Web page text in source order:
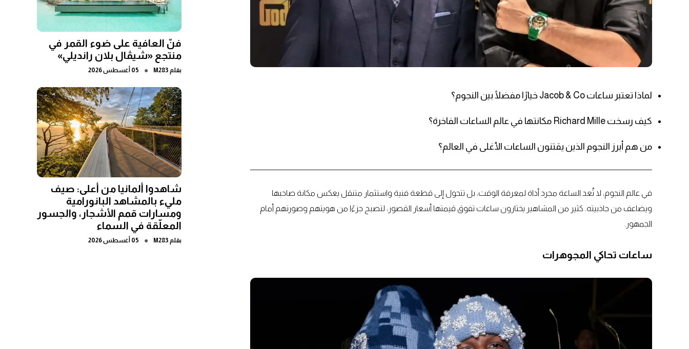
لماذا تعتبر ساعات Jacob & Co خيارًا مفضلًا بين النجوم؟
كيف رسخت Richard Mille مكانتها في عالم الساعات الفاخرة؟
من هم أبرز النجوم الذين يقتنون الساعات الأغلى في العالم؟
في عالم النجوم، لا تُعد الساعة مجرد أداة لمعرفة الوقت، بل تتحول إلى قطعة فنية واستثمار متنقل يعكس مكانة صاحبها
ويضاعف من جاذبيته. كثير من المشاهير يختارون ساعات تفوق قيمتها أسعار القصور، لتصبح جزءًا من هويتهم وصورتهم أمام
الجمهور.
ساعات تحاكي المجوهرات
فنّ العافية على ضوء القمر في
منتجع «شيڤال بلان رانديلي»
بقلم M283
● 05 أغسطس 2026
شاهدوا ألمانيا من أعلى: صيف
مليء بالمشاهد البانورامية
ومسارات قمم الأشجار، والجسور
المعلّقة في السماء
بقلم M283
● 05 أغسطس 2026